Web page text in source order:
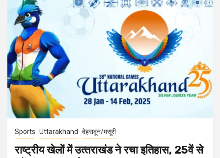
Sports Uttarakhand देहरादून/मसूरी
राष्ट्रीय खेलों में उत्‍तराखंड ने रचा इतिहास, 25वें से